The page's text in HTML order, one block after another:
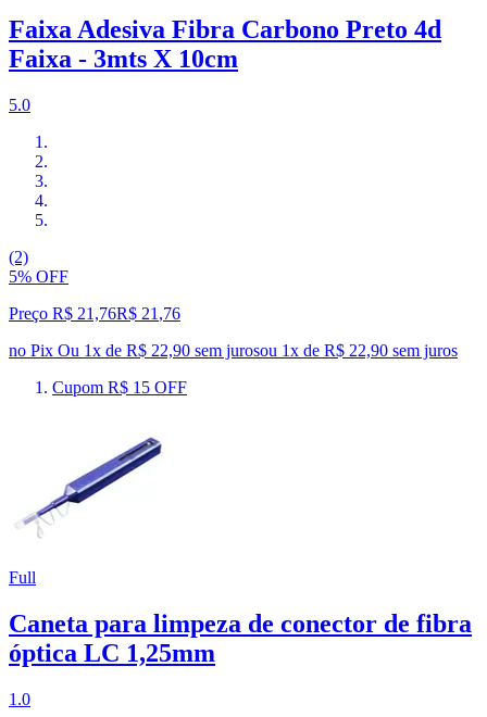
Faixa Adesiva Fibra Carbono Preto 4d
Faixa - 3mts X 10cm
5.0
(2)
5% OFF
Preço R$ 21,76R$ 21 ,76
no Pix Ou 1x de R$ 22,90 sem jurosou 1x de R$ 22,90 sem juros
Cupom R$ 15 OFF
Full
Caneta para limpeza de conector de fibra
óptica LC 1,25mm
1.0